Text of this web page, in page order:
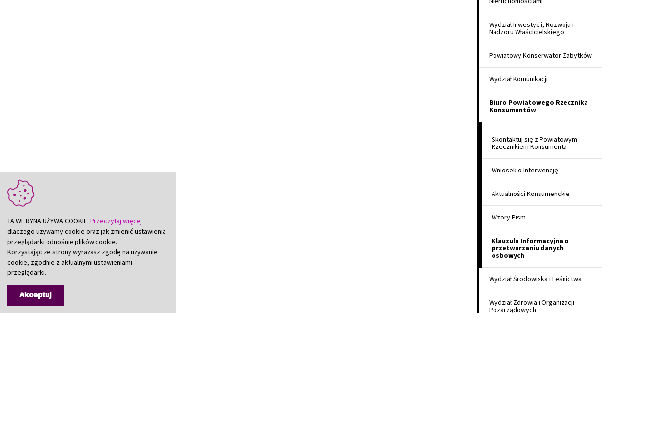
TA WITRYNA UŻYWA COOKIE. Przeczytaj więcej
dlaczego używamy cookie oraz jak zmienić ustawienia
przeglądarki odnośnie plików cookie.
Korzystając ze strony wyrażasz zgodę na używanie
cookie, zgodnie z aktualnymi ustawieniami
przeglądarki.
Akceptuj
Wydział Inwestycji, Rozwoju i
Nadzoru Właścicielskiego
Powiatowy Konserwator Zabytków
Wydział Komunikacji
Biuro Powiatowego Rzecznika
Konsumentów
Skontaktuj się z Powiatowym
Rzecznikiem Konsumenta
Wniosek o Interwencję
Aktualności Konsumenckie
Wzory Pism
Klauzula Informacyjna o
przetwarzaniu danych
osbowych
Wydział Środowiska i Leśnictwa
Wydział Zdrowia i Organizacji
Pozarządowych